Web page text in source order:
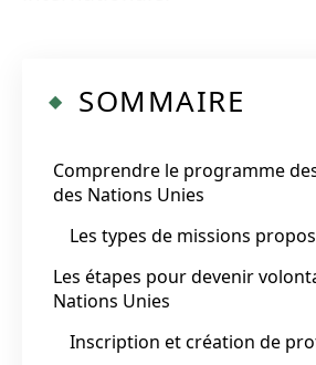
SOMMAIRE
Comprendre le programme
des Nations Unies
Les types de missions
Les étapes pour devenir
Nations Unies
Inscription et création de